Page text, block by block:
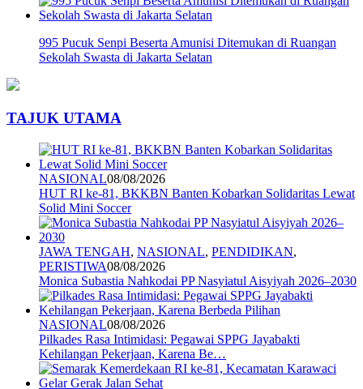
995 Pucuk Senpi Beserta Amunisi Ditemukan di Ruangan
Sekolah Swasta di Jakarta Selatan
TAJUK UTAMA
NASIONAL08/08/2026
HUT RI ke-81, BKKBN Banten Kobarkan Solidaritas Lewat
Solid Mini Soccer
JAWA TENGAH, NASIONAL, PENDIDIKAN,
PERISTIWA08/08/2026
Monica Subastia Nahkodai PP Nasyiatul Aisyiyah 2026–2030
NASIONAL08/08/2026
Pilkades Rasa Intimidasi: Pegawai SPPG Jayabakti
Kehilangan Pekerjaan, Karena Be…